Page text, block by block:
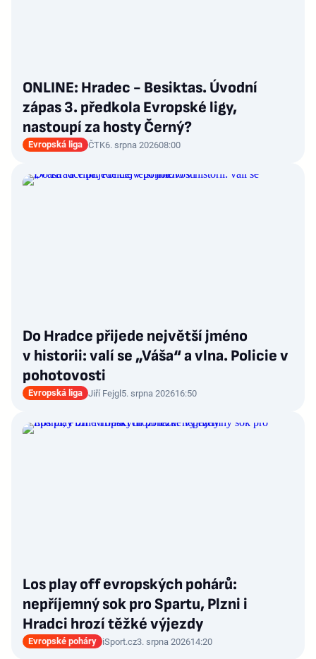
ONLINE: Hradec - Besiktas. Úvodní
zápas 3. předkola Evropské ligy,
nastoupí za hosty Černý?
Evropská liga ČTK6. srpna 202608:00
Do Hradce přijede největší jméno
v historii: valí se „Váša“ a vlna. Policie v
pohotovosti
Evropská liga Jiří Fejgl5. srpna 202616:50
Los play off evropských pohárů:
nepříjemný sok pro Spartu, Plzni i
Hradci hrozí těžké výjezdy
Evropské poháry iSport.cz3. srpna 202614:20